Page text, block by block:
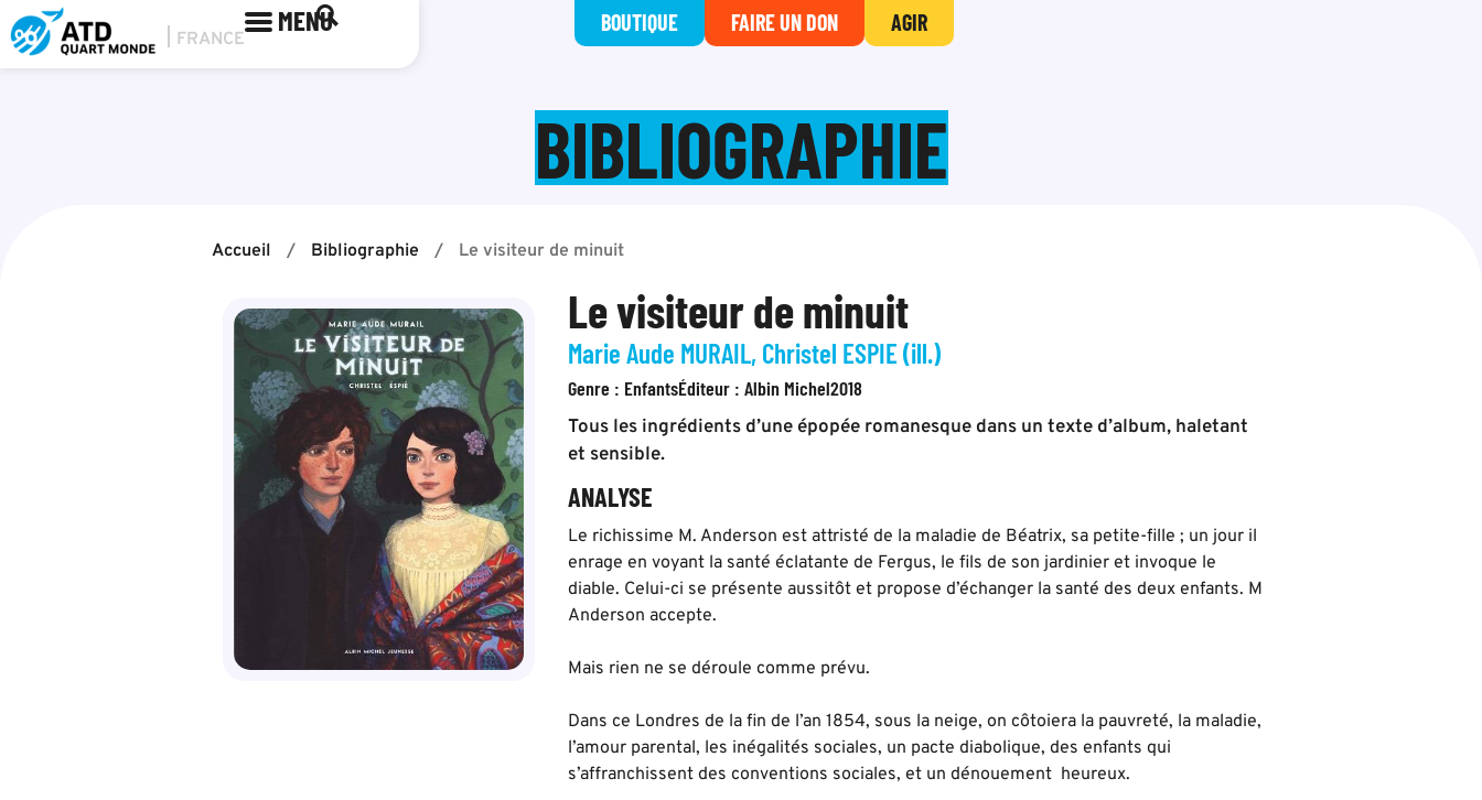
MENU BOUTIQUE FAIRE UN DON AGIR
BIBLIOGRAPHIE
Accueil / Bibliographie / Le visiteur de minuit
Le visiteur de minuit
Marie Aude MURAIL, Christel ESPIE (ill.)
Genre : EnfantsÉditeur :Albin Michel2018
Tous les ingrédients d’une épopée romanesque dans un texte d’album, haletant
et sensible.
ANALYSE
Le richissime M. Anderson est attristé de la maladie de Béatrix, sa petite-fille ; un jour il
enrage en voyant la santé éclatante de Fergus, le fils de son jardinier et invoque le
diable. Celui-ci se présente aussitôt et propose d’échanger la santé des deux enfants. M
Anderson accepte.
Mais rien ne se déroule comme prévu.
Dans ce Londres de la fin de l’an 1854, sous la neige, on côtoiera la pauvreté, la maladie,
l’amour parental, les inégalités sociales, un pacte diabolique, des enfants qui
s’affranchissent des conventions sociales, et un dénouement heureux.